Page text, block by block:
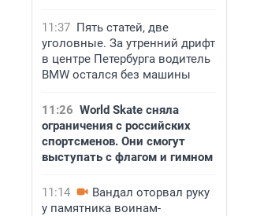
11:37 Пять статей, две
уголовные. За утренний дрифт
в центре Петербурга водитель
BMW остался без машины
11:26 World Skate сняла
ограничения с российских
спортсменов. Они смогут
выступать с флагом и гимном
11:14
Вандал оторвал руку
у памятника воинам-